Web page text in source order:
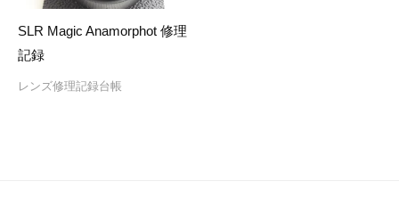
SLR Magic Anamorphot 修理
記録
レンズ修理記録台帳